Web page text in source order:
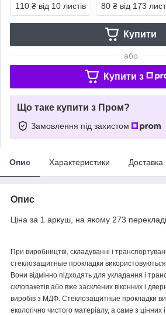
110 ₴ від 10 листів 80 ₴ від 173
Купити
або
Купити з
Що таке купити з Пром?
Замовлення під захистом
Опис Характеристики Доставка
Опис
Ціна за 1 аркуш, на якому 273
При виробництві, складуванні і
стеклозащитные прокладки
Вони відмінно підходять для укладання і
склопакетів або вже засклених віконних і
виробів з МДФ. Стеклозащитные прокладки
екологічно чистого матеріалу, а саме з цінних